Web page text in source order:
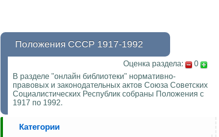
Положения СССР 1917-1992
Оценка раздела:
0
В разделе "онлайн библиотеки" нормативно-
правовых и законодательных актов Союза Советских
Социалистических Республик собраны Положения с
1917 по 1992.
Категории